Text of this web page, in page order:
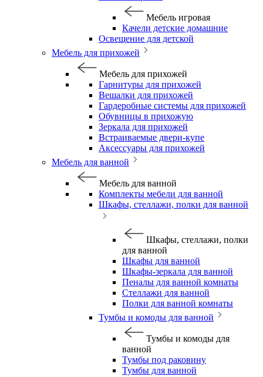
Мебель игровая
Качели детские домашние
Освещение для детской
Мебель для прихожей
Мебель для прихожей
Гарнитуры для прихожей
Вешалки для прихожей
Гардеробные системы для прихожей
Обувницы в прихожую
Зеркала для прихожей
Встраиваемые двери-купе
Аксессуары для прихожей
Мебель для ванной
Мебель для ванной
Комплекты мебели для ванной
Шкафы, стеллажи, полки для ванной
Шкафы, стеллажи, полки
для ванной
Шкафы для ванной
Шкафы-зеркала для ванной
Пеналы для ванной комнаты
Стеллажи для ванной
Полки для ванной комнаты
Тумбы и комоды для ванной
Тумбы и комоды для
ванной
Тумбы под раковину
Тумбы для ванной